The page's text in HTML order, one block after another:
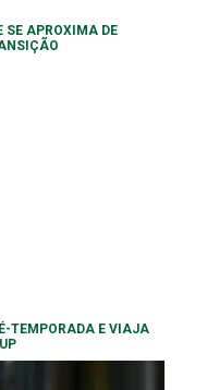
SE APROXIMA DE
TEMPORADA E VIAJA